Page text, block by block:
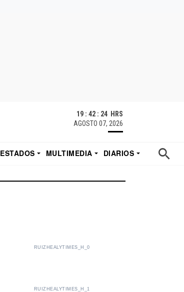
19 : 42 : 24 HRS
AGOSTO 07, 2026
ESTADOS MULTIMEDIA
DIARIOS
RUIZHEALYTIMES_H_0
RUIZHEALYTIMES_H_1